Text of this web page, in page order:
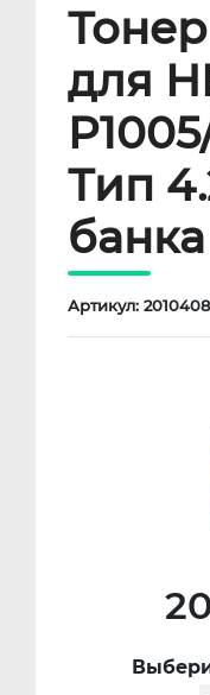
для
Тип
банка
Артикул: